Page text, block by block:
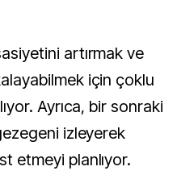
artırmak ve
için çoklu
Ayrıca, bir sonraki
izleyerek
etmeyi planlıyor.